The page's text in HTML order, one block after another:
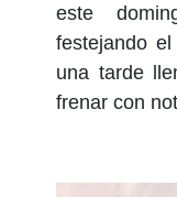
este
festejando
una tarde
frenar con